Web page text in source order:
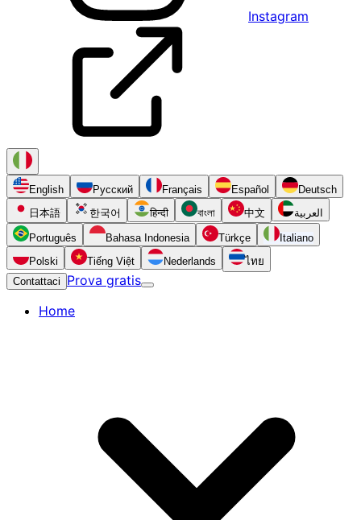
Instagram
English Русский Français Español
Deutsch
日本語
한국어 हिन्दी বাংলা 中文 العربية
Português Bahasa Indonesia Türkçe
Italiano
Polski
Tiếng Việt Nederlands
ไทย
Contattaci
Prova gratis
Home